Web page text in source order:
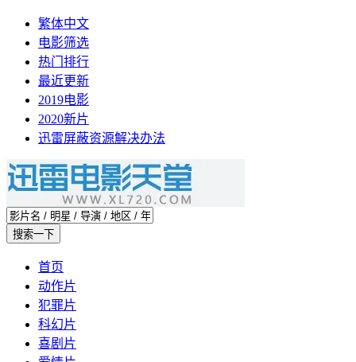
繁体中文
电影筛选
热门排行
最近更新
2019电影
2020新片
迅雷屏蔽资源解决办法
首页
动作片
犯罪片
科幻片
喜剧片